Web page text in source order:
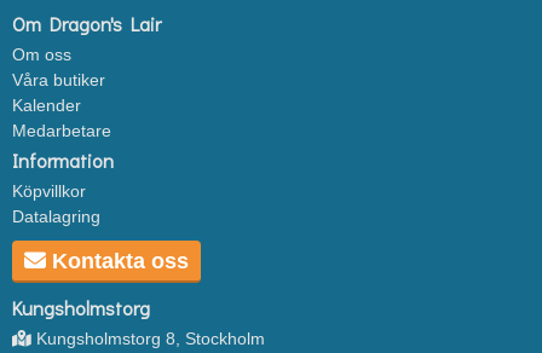
Om Dragon's Lair
Om oss
Våra butiker
Kalender
Medarbetare
Information
Köpvillkor
Datalagring
Kontakta oss
Kungsholmstorg
Kungsholmstorg 8, Stockholm